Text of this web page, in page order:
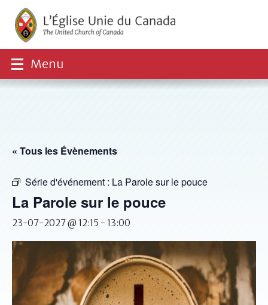
Menu
« Tous les Évènements
Série d'événement : La Parole sur le pouce
La Parole sur le pouce
23-07-2027 @ 12:15 - 13:00